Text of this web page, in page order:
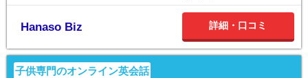
Hanaso Biz 詳細・口コミ
子供専門のオンライン英会話